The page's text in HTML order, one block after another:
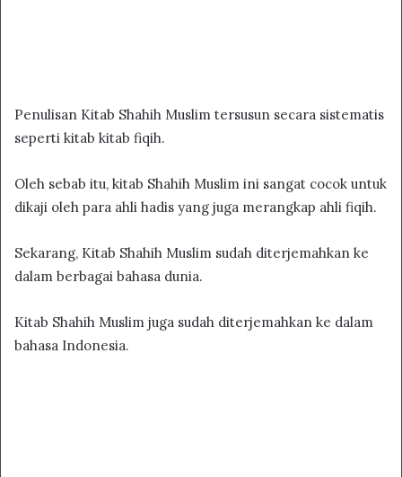
Penulisan Kitab Shahih Muslim tersusun secara sistematis
seperti kitab kitab fiqih.
Oleh sebab itu, kitab Shahih Muslim ini sangat cocok untuk
dikaji oleh para ahli hadis yang juga merangkap ahli fiqih.
Sekarang, Kitab Shahih Muslim sudah diterjemahkan ke
dalam berbagai bahasa dunia.
Kitab Shahih Muslim juga sudah diterjemahkan ke dalam
bahasa Indonesia.